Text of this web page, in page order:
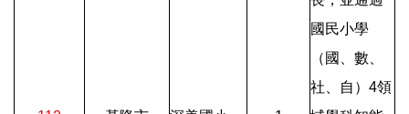
國民小學
（國、數、
社、自）4領